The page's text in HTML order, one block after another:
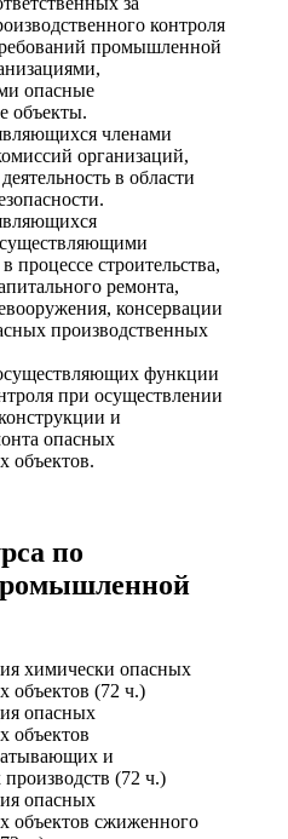
контроля
промышленной
опасные
объекты.
членами
организаций,
в области
процессе строительства,
ремонта,
консервации
производственных
функции
при осуществлении
и
опасных
объектов.
по
химически опасных
объектов (72 ч.)
опасных
объектов
и
(72 ч.)
опасных
объектов сжиженного